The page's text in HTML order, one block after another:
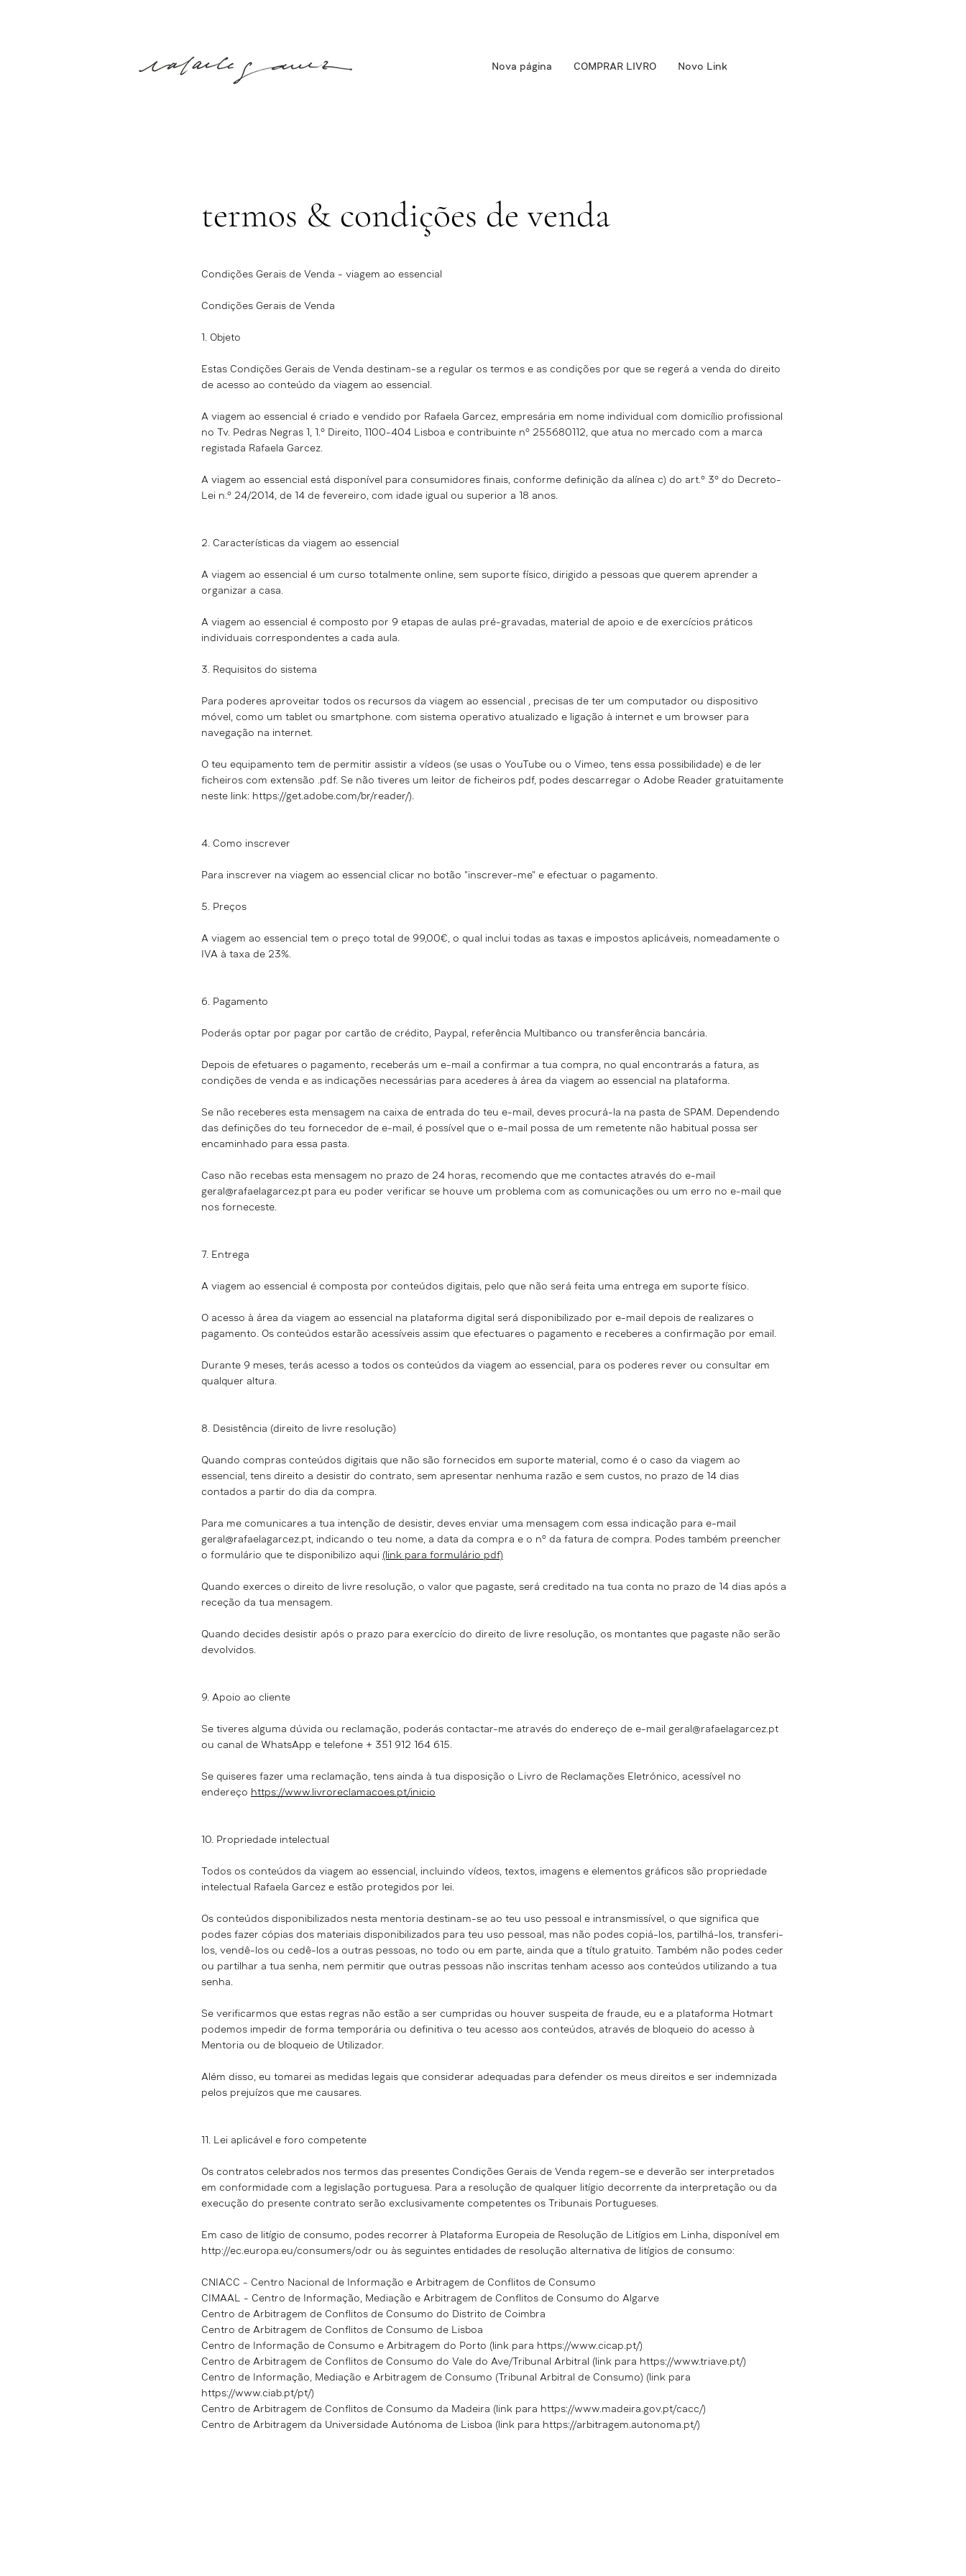
Nova página COMPRAR LIVRO Novo Link
termos & condições de venda
Condições Gerais de Venda - viagem ao essencial
Condições Gerais de Venda
1. Objeto
Estas Condições Gerais de Venda destinam-se a regular os termos e as condições por que se regerá a venda do direito
de acesso ao conteúdo da viagem ao essencial.
A viagem ao essencial é criado e vendido por Rafaela Garcez, empresária em nome individual com domicílio profissional
no Tv. Pedras Negras 1, 1.º Direito, 1100-404 Lisboa e contribuinte nº 255680112, que atua no mercado com a marca
registada Rafaela Garcez.
A viagem ao essencial está disponível para consumidores finais, conforme definição da alínea c) do art.º 3º do Decreto-
Lei n.º 24/2014, de 14 de fevereiro, com idade igual ou superior a 18 anos.
2. Características da viagem ao essencial
A viagem ao essencial é um curso totalmente online, sem suporte físico, dirigido a pessoas que querem aprender a
organizar a casa.
A viagem ao essencial é composto por 9 etapas de aulas pré-gravadas, material de apoio e de exercícios práticos
individuais correspondentes a cada aula.
3. Requisitos do sistema
Para poderes aproveitar todos os recursos da viagem ao essencial , precisas de ter um computador ou dispositivo
móvel, como um tablet ou smartphone. com sistema operativo atualizado e ligação à internet e um browser para
navegação na internet.
O teu equipamento tem de permitir assistir a vídeos (se usas o YouTube ou o Vimeo, tens essa possibilidade) e de ler
ficheiros com extensão .pdf. Se não tiveres um leitor de ficheiros pdf, podes descarregar o Adobe Reader gratuitamente
neste link: https://get.adobe.com/br/reader/).
4. Como inscrever
Para inscrever na viagem ao essencial clicar no botão "inscrever-me" e efectuar o pagamento.
5. Preços
A viagem ao essencial tem o preço total de 99,00€, o qual inclui todas as taxas e impostos aplicáveis, nomeadamente o
IVA à taxa de 23%.
6. Pagamento
Poderás optar por pagar por cartão de crédito, Paypal, referência Multibanco ou transferência bancária.
Depois de efetuares o pagamento, receberás um e-mail a confirmar a tua compra, no qual encontrarás a fatura, as
condições de venda e as indicações necessárias para acederes à área da viagem ao essencial na plataforma.
Se não receberes esta mensagem na caixa de entrada do teu e-mail, deves procurá-la na pasta de SPAM. Dependendo
das definições do teu fornecedor de e-mail, é possível que o e-mail possa de um remetente não habitual possa ser
encaminhado para essa pasta.
Caso não recebas esta mensagem no prazo de 24 horas, recomendo que me contactes através do e-mail
geral@rafaelagarcez.pt para eu poder verificar se houve um problema com as comunicações ou um erro no e-mail que
nos forneceste.
7. Entrega
A viagem ao essencial é composta por conteúdos digitais, pelo que não será feita uma entrega em suporte físico.
O acesso à área da viagem ao essencial na plataforma digital será disponibilizado por e-mail depois de realizares o
pagamento. Os conteúdos estarão acessíveis assim que efectuares o pagamento e receberes a confirmação por email.
Durante 9 meses, terás acesso a todos os conteúdos da viagem ao essencial, para os poderes rever ou consultar em
qualquer altura.
8. Desistência (direito de livre resolução)
Quando compras conteúdos digitais que não são fornecidos em suporte material, como é o caso da viagem ao
essencial, tens direito a desistir do contrato, sem apresentar nenhuma razão e sem custos, no prazo de 14 dias
contados a partir do dia da compra.
Para me comunicares a tua intenção de desistir, deves enviar uma mensagem com essa indicação para e-mail
geral@rafaelagarcez.pt, indicando o teu nome, a data da compra e o nº da fatura de compra. Podes também preencher
o formulário que te disponibilizo aqui (link para formulário pdf)
Quando exerces o direito de livre resolução, o valor que pagaste, será creditado na tua conta no prazo de 14 dias após a
receção da tua mensagem.
Quando decides desistir após o prazo para exercício do direito de livre resolução, os montantes que pagaste não serão
devolvidos.
9. Apoio ao cliente
Se tiveres alguma dúvida ou reclamação, poderás contactar-me através do endereço de e-mail geral@rafaelagarcez.pt
ou canal de WhatsApp e telefone + 351 912 164 615.
Se quiseres fazer uma reclamação, tens ainda à tua disposição o Livro de Reclamações Eletrónico, acessível no
endereço https://www.livroreclamacoes.pt/inicio
10. Propriedade intelectual
Todos os conteúdos da viagem ao essencial, incluindo vídeos, textos, imagens e elementos gráficos são propriedade
intelectual Rafaela Garcez e estão protegidos por lei.
Os conteúdos disponibilizados nesta mentoria destinam-se ao teu uso pessoal e intransmissível, o que significa que
podes fazer cópias dos materiais disponibilizados para teu uso pessoal, mas não podes copiá-los, partilhá-los, transferi-
los, vendê-los ou cedê-los a outras pessoas, no todo ou em parte, ainda que a título gratuito. Também não podes ceder
ou partilhar a tua senha, nem permitir que outras pessoas não inscritas tenham acesso aos conteúdos utilizando a tua
senha.
Se verificarmos que estas regras não estão a ser cumpridas ou houver suspeita de fraude, eu e a plataforma Hotmart
podemos impedir de forma temporária ou definitiva o teu acesso aos conteúdos, através de bloqueio do acesso à
Mentoria ou de bloqueio de Utilizador.
Além disso, eu tomarei as medidas legais que considerar adequadas para defender os meus direitos e ser indemnizada
pelos prejuízos que me causares.
11. Lei aplicável e foro competente
Os contratos celebrados nos termos das presentes Condições Gerais de Venda regem-se e deverão ser interpretados
em conformidade com a legislação portuguesa. Para a resolução de qualquer litígio decorrente da interpretação ou da
execução do presente contrato serão exclusivamente competentes os Tribunais Portugueses.
Em caso de litígio de consumo, podes recorrer à Plataforma Europeia de Resolução de Litígios em Linha, disponível em
http://ec.europa.eu/consumers/odr ou às seguintes entidades de resolução alternativa de litígios de consumo:
CNIACC - Centro Nacional de Informação e Arbitragem de Conflitos de Consumo
CIMAAL - Centro de Informação, Mediação e Arbitragem de Conflitos de Consumo do Algarve
Centro de Arbitragem de Conflitos de Consumo do Distrito de Coimbra
Centro de Arbitragem de Conflitos de Consumo de Lisboa
Centro de Informação de Consumo e Arbitragem do Porto (link para https://www.cicap.pt/)
Centro de Arbitragem de Conflitos de Consumo do Vale do Ave/Tribunal Arbitral (link para https://www.triave.pt/)
Centro de Informação, Mediação e Arbitragem de Consumo (Tribunal Arbitral de Consumo) (link para
https://www.ciab.pt/pt/)
Centro de Arbitragem de Conflitos de Consumo da Madeira (link para https://www.madeira.gov.pt/cacc/)
Centro de Arbitragem da Universidade Autónoma de Lisboa (link para https://arbitragem.autonoma.pt/)